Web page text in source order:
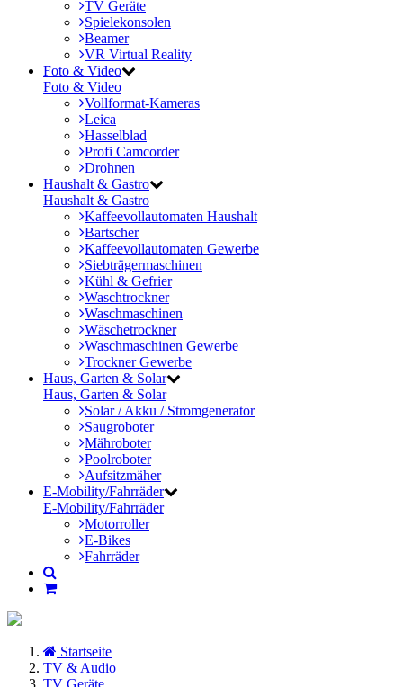
TV Geräte
Spielekonsolen
Beamer
VR Virtual Reality
Foto & Video
Foto & Video
Vollformat-Kameras
Leica
Hasselblad
Profi Camcorder
Drohnen
Haushalt & Gastro
Haushalt & Gastro
Kaffeevollautomaten Haushalt
Bartscher
Kaffeevollautomaten Gewerbe
Siebträgermaschinen
Kühl & Gefrier
Waschtrockner
Waschmaschinen
Wäschetrockner
Waschmaschinen Gewerbe
Trockner Gewerbe
Haus, Garten & Solar
Haus, Garten & Solar
Solar / Akku / Stromgenerator
Saugroboter
Mähroboter
Poolroboter
Aufsitzmäher
E-Mobility/Fahrräder
E-Mobility/Fahrräder
Motorroller
E-Bikes
Fahrräder
Startseite
TV & Audio
TV Geräte